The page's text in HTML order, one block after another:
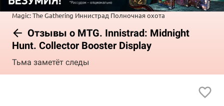
Magic: The Gathering Иннистрад Полночная охота
Отзывы о MTG. Innistrad: Midnight
Hunt. Collector Booster Display
Тьма заметёт следы